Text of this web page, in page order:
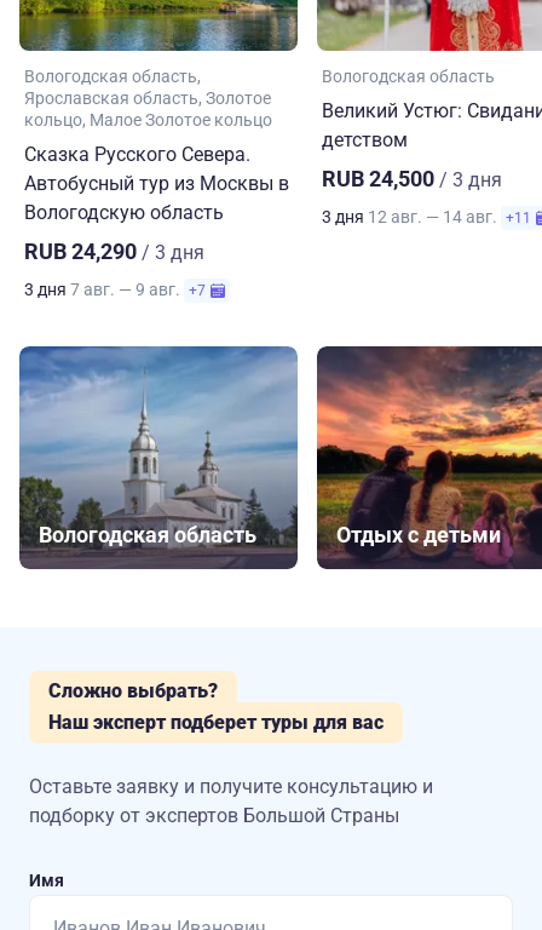
Вологодская область
Ярославская область Золотое
кольцо Малое Золотое кольцо
Сказка Русского Севера.
Автобусный тур из Москвы в
Вологодскую область
RUB 24,290 / 3 дня
3 дня 7 авг. — 9 авг. +7
Вологодская область
Великий Устюг:
детством
RUB 24,500 / 3 дня
3 дня 12 авг. — 14 авг. +11
Вологодская область Отдых с детьми
Сложно выбрать?
Наш эксперт подберет туры для вас
Оставьте заявку и получите консультацию и
подборку от экспертов Большой Страны
Имя